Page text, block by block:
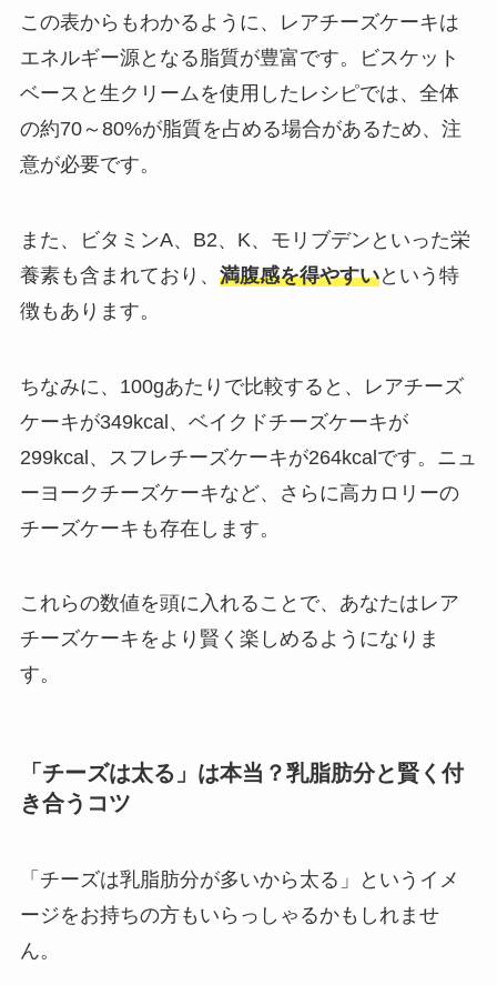
この表からもわかるように、レアチーズケーキは
エネルギー源となる脂質が豊富です。ビスケット
ベースと生クリームを使用したレシピでは、全体
の約70～80%が脂質を占める場合があるため、注
意が必要です。
また、ビタミンA、B2、K、モリブデンといった栄
養素も含まれており、 満腹感を得やすいという特
徴もあります。
ちなみに、100gあたりで比較すると、レアチーズ
ケーキが349kcal、ベイクドチーズケーキが
299kcal、スフレチーズケーキが264kcalです。ニュ
ーヨークチーズケーキなど、さらに高カロリーの
チーズケーキも存在します。
これらの数値を頭に入れることで、あなたはレア
チーズケーキをより賢く楽しめるようになりま
す。
「チーズは太る」は本当？乳脂肪分と賢く付
き合うコツ
「チーズは乳脂肪分が多いから太る」というイメ
ージをお持ちの方もいらっしゃるかもしれませ
ん。